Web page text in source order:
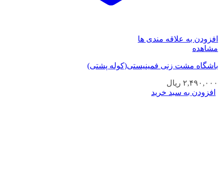
افزودن به علاقه مندی ها
مشاهده
باشگاه مشت زنی فمینیستی(کوله پشتی)
۲,۴۹۰,۰۰۰ ریال
افزودن به سبد خرید